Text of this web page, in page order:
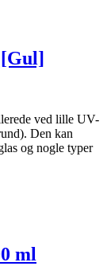
ved lille UV-
Den kan
og nogle typer
ml